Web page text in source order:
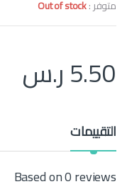
متوفر :Out of stock
5.50ر.س
التقييمات
Based on 0 reviews